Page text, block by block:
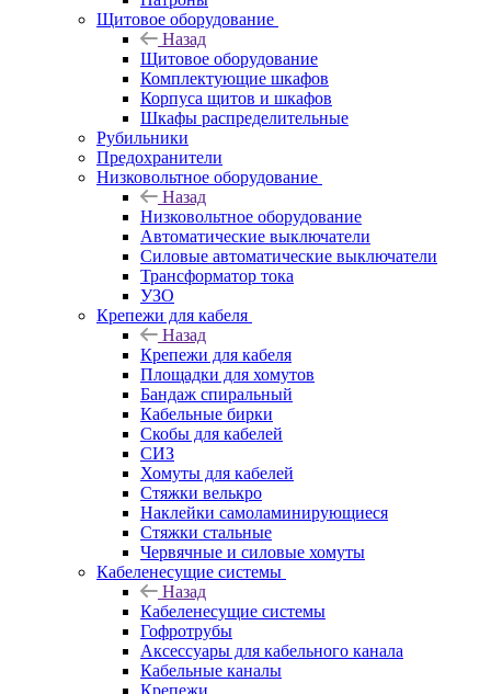
Щитовое оборудование
Назад
Щитовое оборудование
Комплектующие шкафов
Корпуса щитов и шкафов
Шкафы распределительные
Рубильники
Предохранители
Низковольтное оборудование
Назад
Низковольтное оборудование
Автоматические выключатели
Силовые автоматические выключатели
Трансформатор тока
УЗО
Крепежи для кабеля
Назад
Крепежи для кабеля
Площадки для хомутов
Бандаж спиральный
Кабельные бирки
Cкобы для кабелей
СИЗ
Хомуты для кабелей
Стяжки велькро
Наклейки самоламинирующиеся
Стяжки стальные
Червячные и силовые хомуты
Кабеленесущие системы
Назад
Кабеленесущие системы
Гофротрубы
Аксессуары для кабельного канала
Кабельные каналы
Крепежи